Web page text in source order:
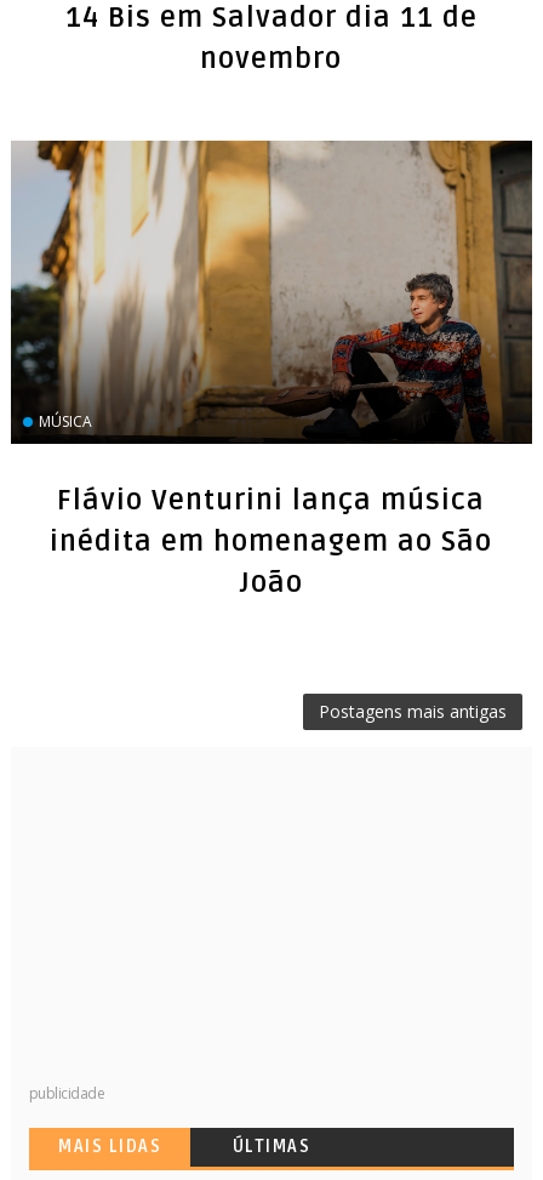
14 Bis em Salvador dia 11 de
novembro
MÚSICA
Flávio Venturini lança música
inédita em homenagem ao São
Postagens mais antigas
publicidade
MAIS LIDAS ÚLTIMAS